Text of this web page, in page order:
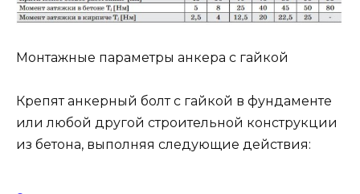
Монтажные параметры анкера с гайкой
Крепят анкерный болт с гайкой в фундаменте
или любой другой строительной конструкции
из бетона, выполняя следующие действия: